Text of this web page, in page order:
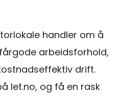
handler om å
arbeidsforhold,
drift.
let.no, og få en rask